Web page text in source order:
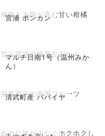
宮浦 ポンカン
潮風と太陽が育む甘い柑橘
マルチ日南1号（温州みか
ん）
甘み凝縮の極早生みかん
清武町産 パパイヤ
栄養満点の南国フルーツ
ぬめり気が少なくホクホクし